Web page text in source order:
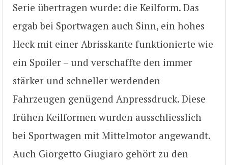
Serie übertragen wurde: die Keilform. Das
ergab bei Sportwagen auch Sinn, ein hohes
Heck mit einer Abrisskante funktionierte wie
ein Spoiler – und verschaffte den immer
stärker und schneller werdenden
Fahrzeugen genügend Anpressdruck. Diese
frühen Keilformen wurden ausschliesslich
bei Sportwagen mit Mittelmotor angewandt.
Auch Giorgetto Giugiaro gehört zu den